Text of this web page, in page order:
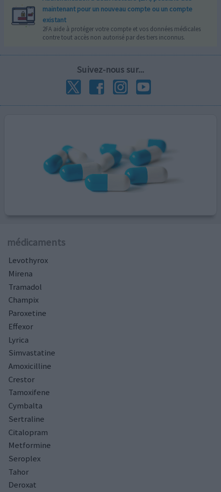
maintenant pour un nouveau compte ou un compte
existant
2FA aide à protéger votre compte et vos données médicales
contre tout accès non autorisé par des tiers inconnus.
Suivez-nous sur...
médicaments
Levothyrox
Mirena
Tramadol
Champix
Paroxetine
Effexor
Lyrica
Simvastatine
Amoxicilline
Crestor
Tamoxifene
Cymbalta
Sertraline
Citalopram
Metformine
Seroplex
Tahor
Deroxat